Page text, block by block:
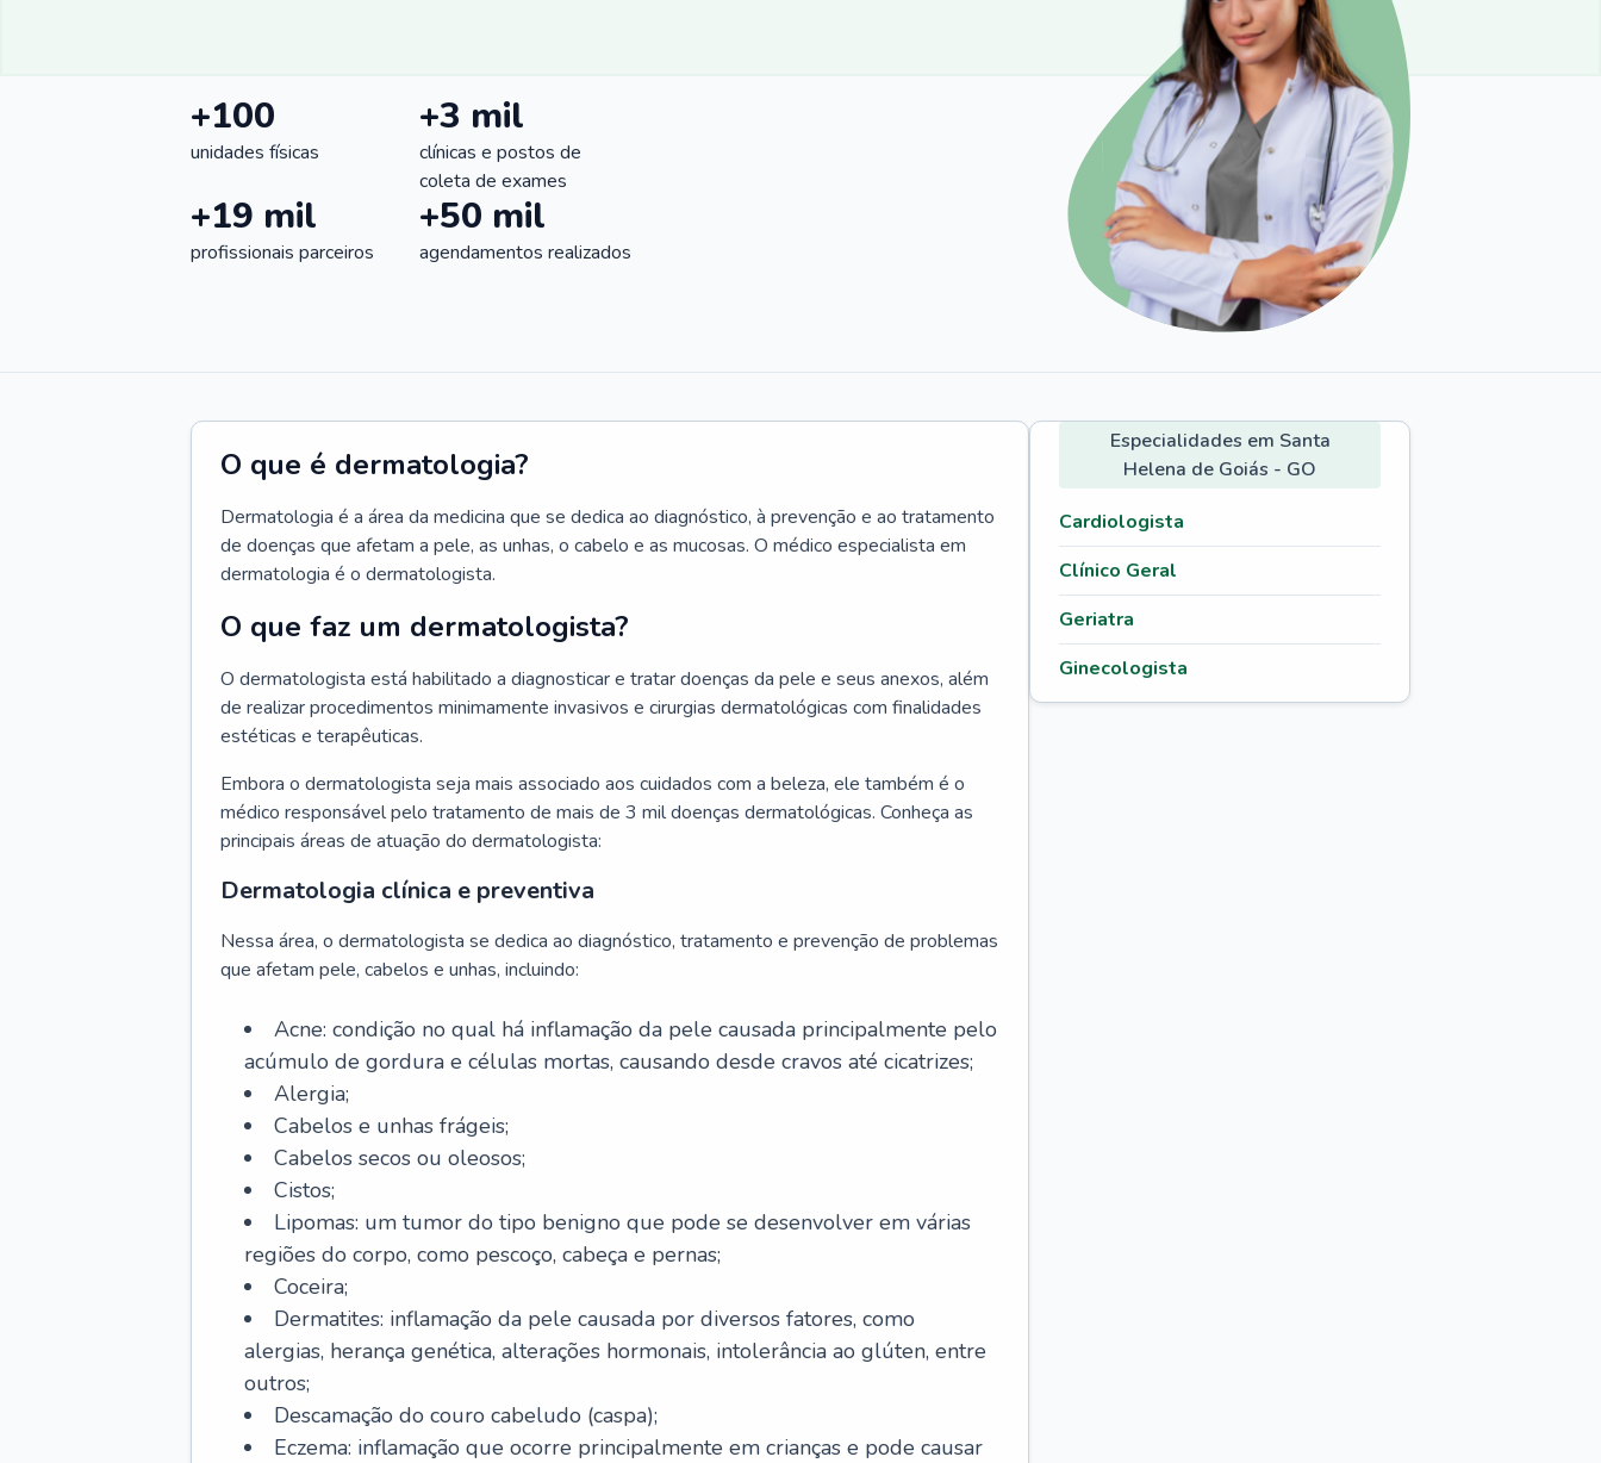
+100
unidades físicas
+3 mil
clínicas e postos de
coleta de exames
+19 mil
profissionais parceiros
+50 mil
agendamentos realizados
O que é dermatologia?
Dermatologia é a área da medicina que se dedica ao diagnóstico, à prevenção e ao tratamento
de doenças que afetam a pele, as unhas, o cabelo e as mucosas. O médico especialista em
dermatologia é o dermatologista.
O que faz um dermatologista?
O dermatologista está habilitado a diagnosticar e tratar doenças da pele e seus anexos, além
de realizar procedimentos minimamente invasivos e cirurgias dermatológicas com finalidades
estéticas e terapêuticas.
Embora o dermatologista seja mais associado aos cuidados com a beleza, ele também é o
médico responsável pelo tratamento de mais de 3 mil doenças dermatológicas. Conheça as
principais áreas de atuação do dermatologista:
Dermatologia clínica e preventiva
Nessa área, o dermatologista se dedica ao diagnóstico, tratamento e prevenção de problemas
que afetam pele, cabelos e unhas, incluindo:
Acne: condição no qual há inflamação da pele causada principalmente pelo
acúmulo de gordura e células mortas, causando desde cravos até cicatrizes;
Alergia;
Cabelos e unhas frágeis;
Cabelos secos ou oleosos;
Cistos;
Lipomas: um tumor do tipo benigno que pode se desenvolver em várias
regiões do corpo, como pescoço, cabeça e pernas;
Coceira;
Dermatites: inflamação da pele causada por diversos fatores, como
alergias, herança genética, alterações hormonais, intolerância ao glúten, entre
outros;
Descamação do couro cabeludo (caspa);
Eczema: inflamação que ocorre principalmente em crianças e pode causar
Especialidades em Santa
Helena de Goiás - GO
Cardiologista
Clínico Geral
Geriatra
Ginecologista